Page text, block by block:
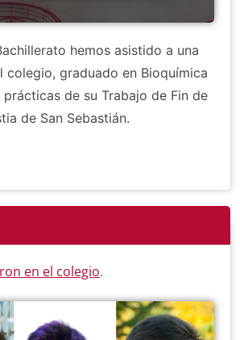
hemos asistido a una
colegio, graduado en Bioquímica
de su Trabajo de Fin de
de San Sebastián.
en el colegio.